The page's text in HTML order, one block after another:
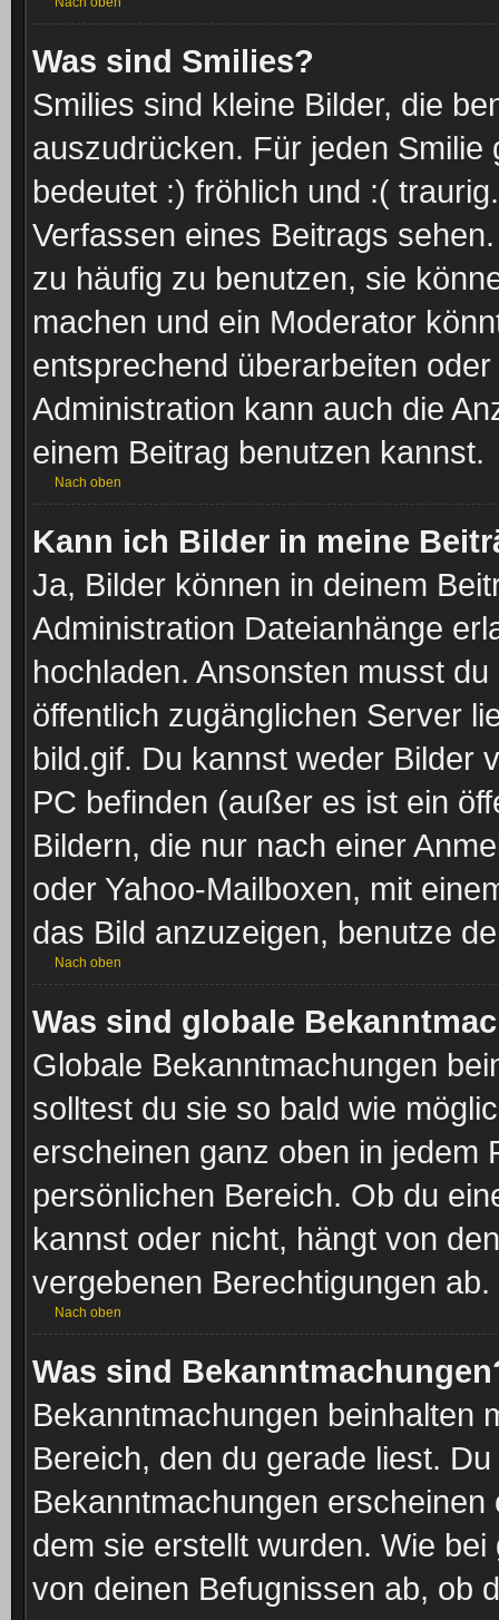
Was sind Smilies?
Smilies sind kleine Bilder, die
auszudrücken. Für jeden
bedeutet :) fröhlich und :(
Verfassen eines Beitrags
zu häufig zu benutzen, sie
machen und ein Moderator
entsprechend überarbeiten
Administration kann auch die
einem Beitrag benutzen kannst.
Nach oben
Kann ich Bilder in meine
Ja, Bilder können in deinem
Administration Dateianhänge
hochladen. Ansonsten musst
öffentlich zugänglichen Server
bild.gif. Du kannst weder Bilder
PC befinden (außer es ist ein
Bildern, die nur nach einer
oder Yahoo-Mailboxen, mit
das Bild anzuzeigen, benutze
Nach oben
Was sind globale
Globale Bekanntmachungen
solltest du sie so bald wie
erscheinen ganz oben in jedem
persönlichen Bereich. Ob du
kannst oder nicht, hängt von
vergebenen Berechtigungen ab.
Nach oben
Was sind
Bekanntmachungen beinhalten
Bereich, den du gerade liest.
Bekanntmachungen
dem sie erstellt wurden. Wie
von deinen Befugnissen ab, ob